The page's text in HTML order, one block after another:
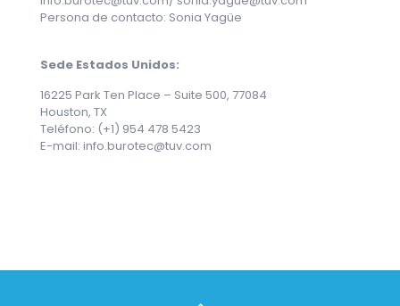
Persona de contacto: Sonia Yagüe
Sede Estados Unidos:
16225 Park Ten Place – Suite 500, 77084
Houston, TX
Teléfono: (+1) 954 478 5423
E-mail: info.burotec@tuv.com